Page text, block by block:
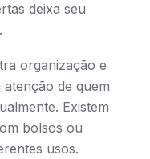
deixa seu
organização e
de quem
Existem
bolsos ou
usos.